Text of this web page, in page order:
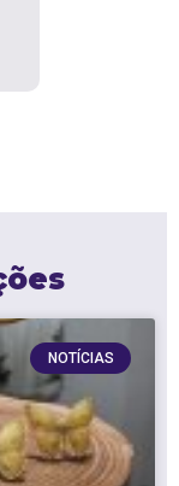
NOTÍCIAS